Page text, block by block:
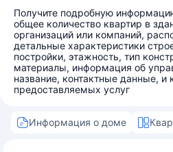
Получите подробную
общее количество квартир в
организаций или компаний,
детальные характеристики
постройки, этажность, тип
материалы, информация об
название, контактные данные, и
предоставляемых услуг
Информация о доме